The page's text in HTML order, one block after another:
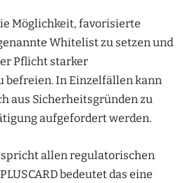
Möglichkeit, favorisierte
Whitelist zu setzen und
Pflicht starker
befreien. In Einzelfällen kann
aus Sicherheitsgründen zu
aufgefordert werden.
allen regulatorischen
bedeutet das eine